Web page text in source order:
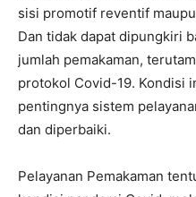
sisi promotif reventif
Dan tidak dapat dipungkiri
jumlah pemakaman,
protokol Covid-19. Kondisi
pentingnya sistem
dan diperbaiki.
Pelayanan Pemakaman